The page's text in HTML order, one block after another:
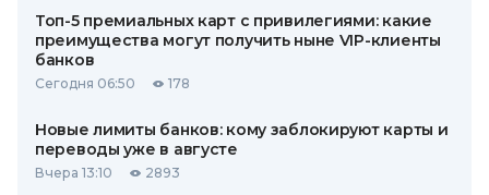
Топ-5 премиальных карт с привилегиями: какие
преимущества могут получить ныне VIP-клиенты
банков
Сегодня 06:50 178
Новые лимиты банков: кому заблокируют карты и
переводы уже в августе
Вчера 13:10 2893